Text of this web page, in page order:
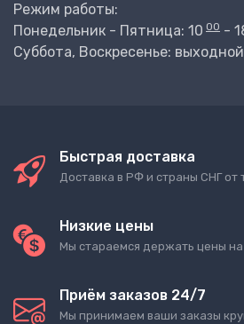
Режим работы:
Понедельник - Пятница: 10 00 -
Суббота, Воскресенье: выходной
Быстрая доставка
Доставка в РФ и страны СНГ от
Низкие цены
Мы стараемся держать цены
Приём заказов 24/7
Мы принимаем ваши заказы